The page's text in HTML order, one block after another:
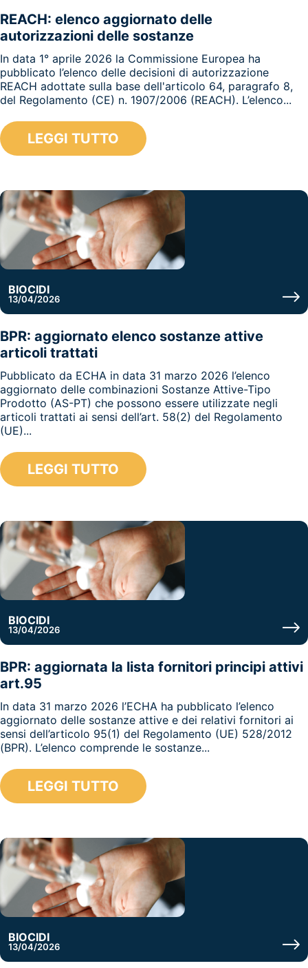
REACH: elenco aggiornato delle
autorizzazioni delle sostanze
In data 1° aprile 2026 la Commissione Europea ha
pubblicato l’elenco delle decisioni di autorizzazione
REACH adottate sulla base dell'articolo 64, paragrafo 8,
del Regolamento (CE) n. 1907/2006 (REACH). L’elenco...
LEGGI TUTTO
BIOCIDI
13/04/2026
BPR: aggiornato elenco sostanze attive
articoli trattati
Pubblicato da ECHA in data 31 marzo 2026 l’elenco
aggiornato delle combinazioni Sostanze Attive-Tipo
Prodotto (AS-PT) che possono essere utilizzate negli
articoli trattati ai sensi dell’art. 58(2) del Regolamento
(UE)...
LEGGI TUTTO
BIOCIDI
13/04/2026
BPR: aggiornata la lista fornitori principi attivi
art.95
In data 31 marzo 2026 l’ECHA ha pubblicato l’elenco
aggiornato delle sostanze attive e dei relativi fornitori ai
sensi dell’articolo 95(1) del Regolamento (UE) 528/2012
(BPR). L’elenco comprende le sostanze...
LEGGI TUTTO
BIOCIDI
13/04/2026